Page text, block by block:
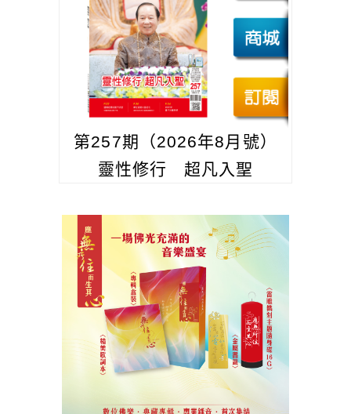
第257期（2026年8月號）
靈性修行 超凡入聖